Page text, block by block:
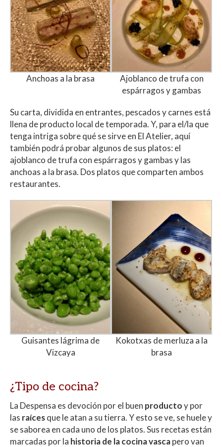
Anchoas a la brasa
Ajoblanco de trufa con
espárragos y gambas
Su carta, dividida en entrantes, pescados y carnes está
llena de producto local de temporada. Y, para el/la que
tenga intriga sobre qué se sirve en El Atelier, aquí
también podrá probar algunos de sus platos: el
ajoblanco de trufa con espárragos y gambas y las
anchoas a la brasa. Dos platos que comparten ambos
restaurantes.
Guisantes lágrima de
Vizcaya
Kokotxas de merluza a la
brasa
¿Tipo de cocina?
La Despensa es devoción por el buen productoy por
las raícesque le atan a su tierra. Y esto se ve, se huele y
se saborea en cada uno de los platos. Sus recetas están
marcadas por la historia de la cocina vascapero van